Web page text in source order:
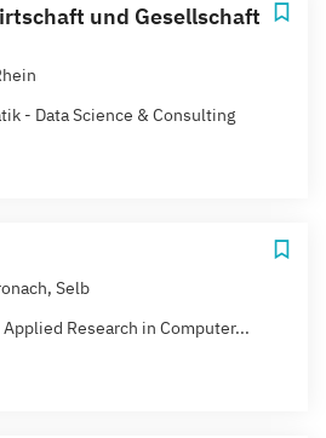
und Gesellschaft
- Data Science & Consulting
Selb
Research in Computer...